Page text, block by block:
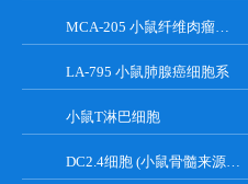
MCA-205 小鼠纤维肉瘤细胞系
LA-795 小鼠肺腺癌细胞系
小鼠T淋巴细胞
DC2.4细胞 (小鼠骨髓来源树突状细胞)